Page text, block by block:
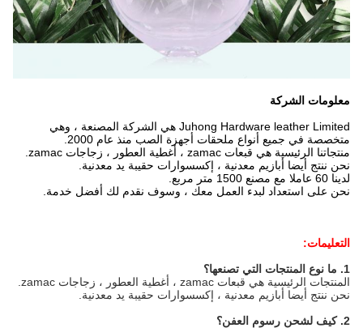
معلومات الشركة
Juhong Hardware leather Limited هي الشركة المصنعة ، وهي
متخصصة في جميع أنواع ملحقات أجهزة الصب منذ عام 2000.
منتجاتنا الرئيسية هي قبعات zamac ، أغطية العطور ، زجاجات zamac.
نحن ننتج أيضا أبازيم معدنية ، إكسسوارات حقيبة يد معدنية.
لدينا 60 عاملا مع مصنع 1500 متر مربع.
نحن على استعداد لبدء العمل معك ، وسوف نقدم لك أفضل خدمة.
التعليمات:
1. ما نوع المنتجات التي تصنعها؟
المنتجات الرئيسية هي قبعات zamac ، أغطية العطور ، زجاجات zamac.
نحن ننتج أيضا أبازيم معدنية ، إكسسوارات حقيبة يد معدنية.
2. كيف لشحن رسوم العفن؟